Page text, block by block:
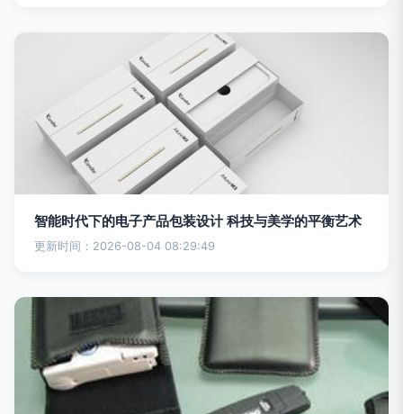
智能时代下的电子产品包装设计 科技与美学的平衡艺术
更新时间：2026-08-04 08:29:49